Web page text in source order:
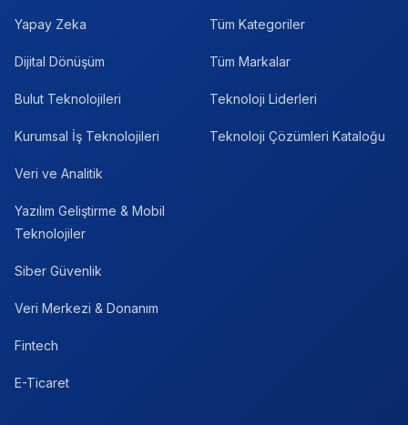
Yapay Zeka
Dijital Dönüşüm
Bulut Teknolojileri
Kurumsal İş Teknolojileri
Veri ve Analitik
Yazılım Geliştirme & Mobil
Teknolojiler
Siber Güvenlik
Veri Merkezi & Donanım
Fintech
E-Ticaret
Tüm Kategoriler
Tüm Markalar
Teknoloji Liderleri
Teknoloji Çözümleri Kataloğu